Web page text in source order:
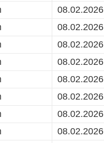
08.02.2026
08.02.2026
08.02.2026
08.02.2026
08.02.2026
08.02.2026
08.02.2026
08.02.2026